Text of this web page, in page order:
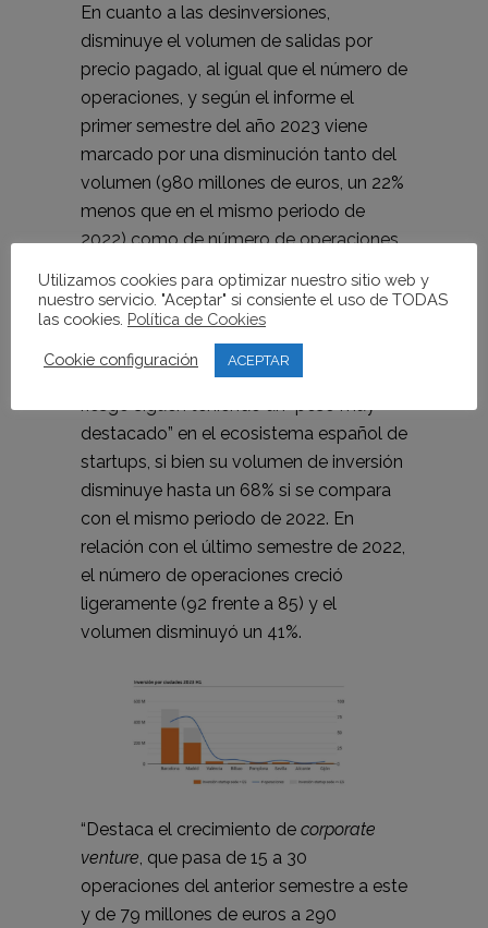
En cuanto a las desinversiones,
disminuye el volumen de salidas por
precio pagado, al igual que el número de
operaciones, y según el informe el
primer semestre del año 2023 viene
marcado por una disminución tanto del
volumen (980 millones de euros, un 22%
menos que en el mismo periodo de
2022) como de número de operaciones
primer semestre de 2022).
En este contexto, en los seis primeros
meses de 2023 los fondos de capital
riesgo siguen teniendo un “peso muy
destacado” en el ecosistema español de
startups, si bien su volumen de inversión
disminuye hasta un 68% si se compara
con el mismo periodo de 2022. En
relación con el último semestre de 2022,
el número de operaciones creció
ligeramente (92 frente a 85) y el
volumen disminuyó un 41%.
“Destaca el crecimiento de corporate
venture, que pasa de 15 a 30
operaciones del anterior semestre a este
y de 79 millones de euros a 290
Utilizamos cookies para optimizar nuestro sitio web y
nuestro servicio. "Aceptar" si consiente el uso de TODAS
las cookies. Política de Cookies
Cookie configuración ACEPTAR